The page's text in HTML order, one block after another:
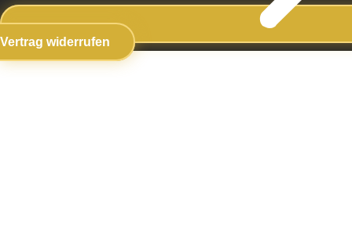
Vertrag widerrufen